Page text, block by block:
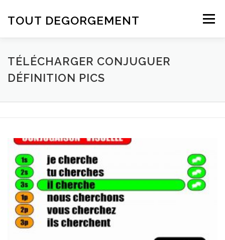
TOUT DEGORGEMENT Menu
TÉLÉCHARGER CONJUGUER
DÉFINITION PICS